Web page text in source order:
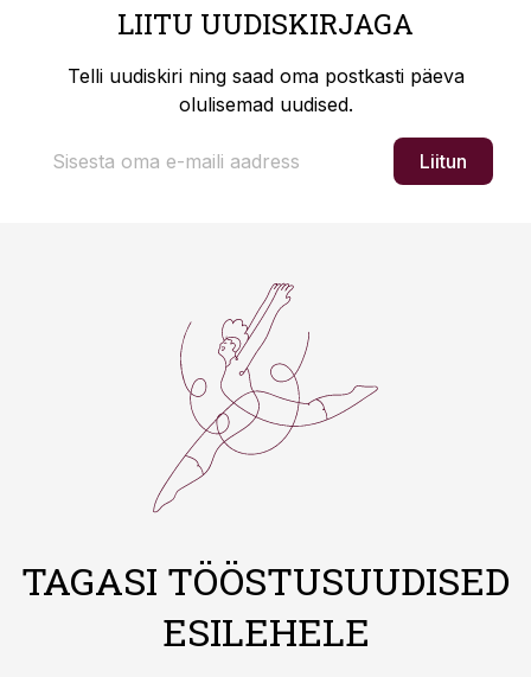
LIITU UUDISKIRJAGA
Telli uudiskiri ning saad oma postkasti päeva
olulisemad uudised.
Liitun
TAGASI TÖÖSTUSUUDISED
ESILEHELE